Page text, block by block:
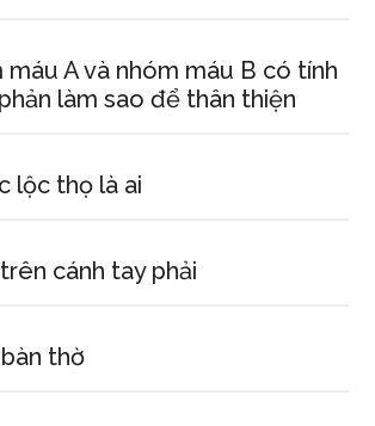
A và nhóm máu B có tính
làm sao để thân thiện
lộc thọ là ai
cánh tay phải
thờ